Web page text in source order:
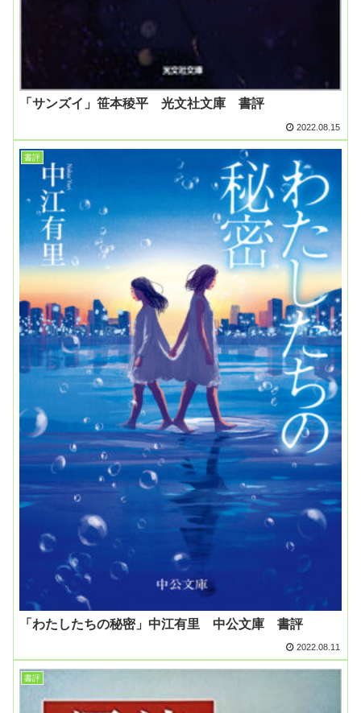
「サンズイ」笹本稜平 光文社文庫 書評
2022.08.15
書評
「わたしたちの秘密」中江有里 中公文庫 書評
2022.08.11
書評